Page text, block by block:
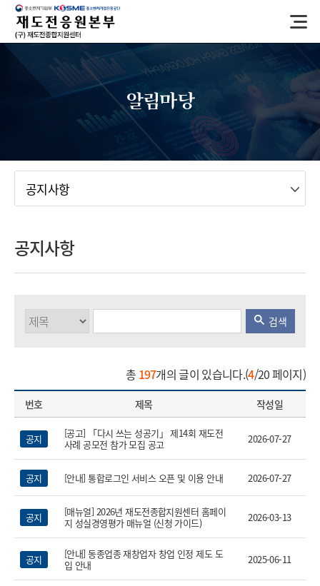
영
열기
알림마당
공지사항
공지사항
검색
총 197개의 글이 있습니다.(4/20 페이지)
번호 제목 작성일
공지
[공고] 「다시 쓰는 성공기」 제14회 재도전
사례 공모전 참가 모집 공고
2026-07-27
공지 [안내] 통합로그인 서비스 오픈 및 이용 안내 2026-07-27
공지
[매뉴얼] 2026년 재도전종합지원센터 홈페이
지 성실경영평가 매뉴얼 (신청 가이드)
2026-03-13
공지
[안내] 동종업종 재창업자 창업 인정 제도 도
입 안내
2025-06-11